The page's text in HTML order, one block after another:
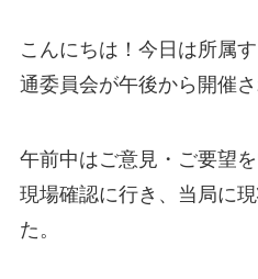
こんにちは！今日は所属
通委員会が午後から開催さ
午前中はご意見・ご要望
現場確認に行き、当局に
た。